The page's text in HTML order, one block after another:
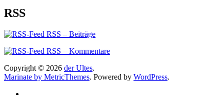
RSS
RSS – Beiträge
RSS – Kommentare
Copyright © 2026 der Ultes.
Marinate by MetricThemes. Powered by WordPress.